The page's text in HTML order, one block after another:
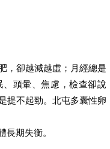
，卻越減越虛；月經總是
頭暈、焦慮，檢查卻說
提不起勁。北屯多囊性卵
長期失衡。